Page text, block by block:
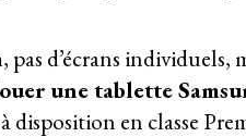
d’écrans individuels,
une tablette
disposition en classe